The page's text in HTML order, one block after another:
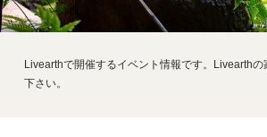
Livearthで開催するイベント情報です。Livearthの
下さい。